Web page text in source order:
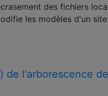
des fichiers
les modèles d'un site
de l'arborescence de